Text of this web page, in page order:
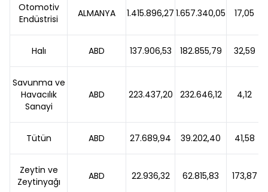
Otomotiv
Endüstrisi
ALMANYA 1.415.896,27 1.657.340,05 17,05
Halı ABD 137.906,53 182.855,79 32,59
Savunma ve
Havacılık
Sanayi
ABD 223.437,20 232.646,12 4,12
Tütün ABD 27.689,94 39.202,40 41,58
Zeytin ve
Zeytinyağı
ABD 22.936,32 62.815,83 173,87